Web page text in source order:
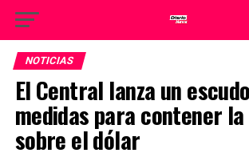
NOTICIAS
El Central lanza un
medidas para contener
sobre el dólar